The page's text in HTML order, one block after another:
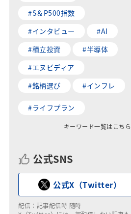
#S＆P500指数
#インタビュー
#AI
#積立投資
#半導体
#エヌビディア
#銘柄選び
#インフレ
#ライフプラン
キーワード一覧はこちら
公式SNS
公式X（Twitter）
配信：記事配信時 随時